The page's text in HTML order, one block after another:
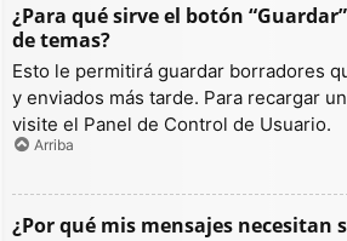
¿Para qué sirve el botón
de temas?
Esto le permitirá guardar borradores
y enviados más tarde. Para recargar
visite el Panel de Control de Usuario.
Arriba
¿Por qué mis mensajes necesitan